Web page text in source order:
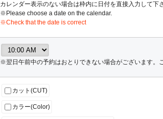
カレンダー表示のない場合は枠内に日付を直接入力して下さ
※Please choose a date on the calendar.
※Check that the date is correct
※翌日午前中の予約はおとりできない場合がございます。
カット(CUT)
カラー(Color)